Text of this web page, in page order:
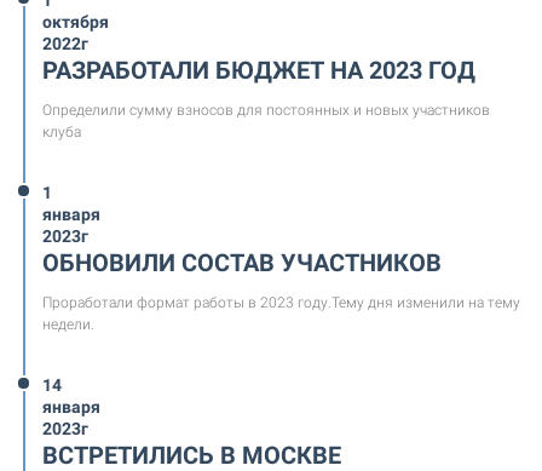
октября
2022г
РАЗРАБОТАЛИ БЮДЖЕТ НА 2023 ГОД
Определили сумму взносов для постоянных и новых участников
клуба
1
января
2023г
ОБНОВИЛИ СОСТАВ УЧАСТНИКОВ
Проработали формат работы в 2023 году.Тему дня изменили на тему
недели.
14
января
2023г
ВСТРЕТИЛИСЬ В МОСКВЕ